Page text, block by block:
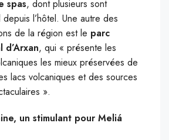
spas, dont plusieurs sont
l’hôtel. Une autre des
de la région est le parc
, qui « présente les
les mieux préservées de
lacs volcaniques et des sources
».
un stimulant pour Meliá